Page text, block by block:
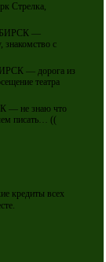
Стрелка,
—
знакомство с
— дорога из
театра
— не знаю что
писать… ((
кредиты всех